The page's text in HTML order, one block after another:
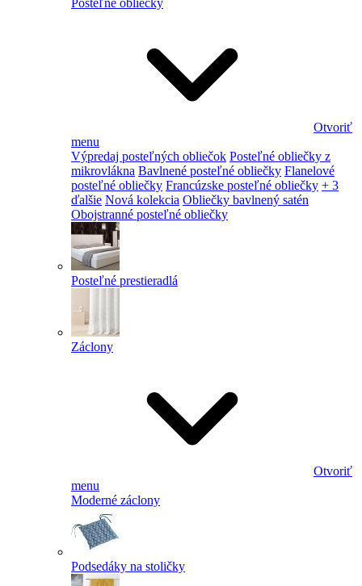
Posteľné obliečky
Otvoriť
menu
Výpredaj posteľných obliečok Posteľné obliečky z
mikrovlákna Bavlnené posteľné obliečky Flanelové
posteľné obliečky Francúzske posteľné obliečky + 3
ďalšie Nová kolekcia Obliečky bavlnený satén
Obojstranné posteľné obliečky
Posteľné prestieradlá
Záclony
Otvoriť
menu
Moderné záclony
Podsedáky na stoličky